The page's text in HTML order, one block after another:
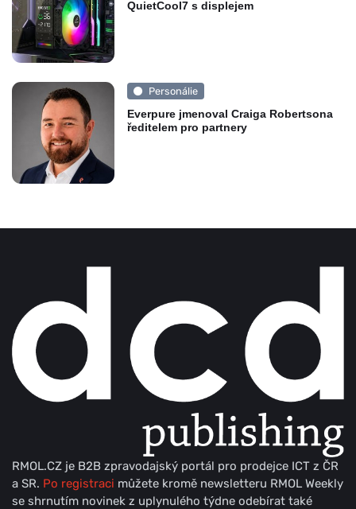
QuietCool7 s displejem
Personálie
Everpure jmenoval Craiga Robertsona
ředitelem pro partnery
RMOL.CZ je B2B zpravodajský portál pro prodejce ICT z ČR
a SR. Po registraci můžete kromě newsletteru RMOL Weekly
se shrnutím novinek z uplynulého týdne odebírat také